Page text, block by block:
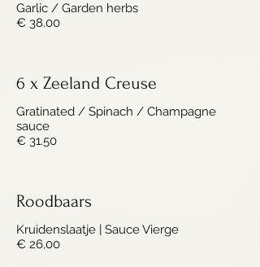
Garlic / Garden herbs
€ 38.00
6 x Zeeland Creuse
Gratinated / Spinach / Champagne
sauce
€ 31.50
Roodbaars
Kruidenslaatje | Sauce Vierge
€ 26,00